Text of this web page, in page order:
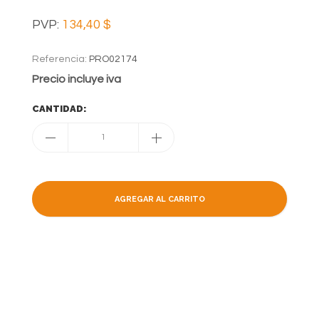
PVP: 134,40 $
Referencia: PRO02174
Precio incluye iva
CANTIDAD:
1
AGREGAR AL CARRITO